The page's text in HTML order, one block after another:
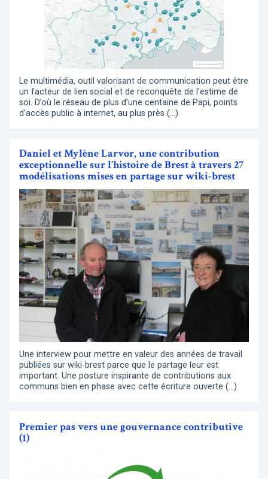
Le multimédia, outil valorisant de communication peut être
un facteur de lien social et de reconquête de l’estime de
soi. D’où le réseau de plus d’une centaine de Papi, points
d’accès public à internet, au plus près (…)
Daniel et Mylène Larvor, une contribution
exceptionnelle sur l’histoire de Brest à travers 27
modélisations mises en partage sur wiki-brest
Une interview pour mettre en valeur des années de travail
publiées sur wiki-brest parce que le partage leur est
important. Une posture inspirante de contributions aux
communs bien en phase avec cette écriture ouverte (…)
Premier pas vers une gouvernance contributive
(1)